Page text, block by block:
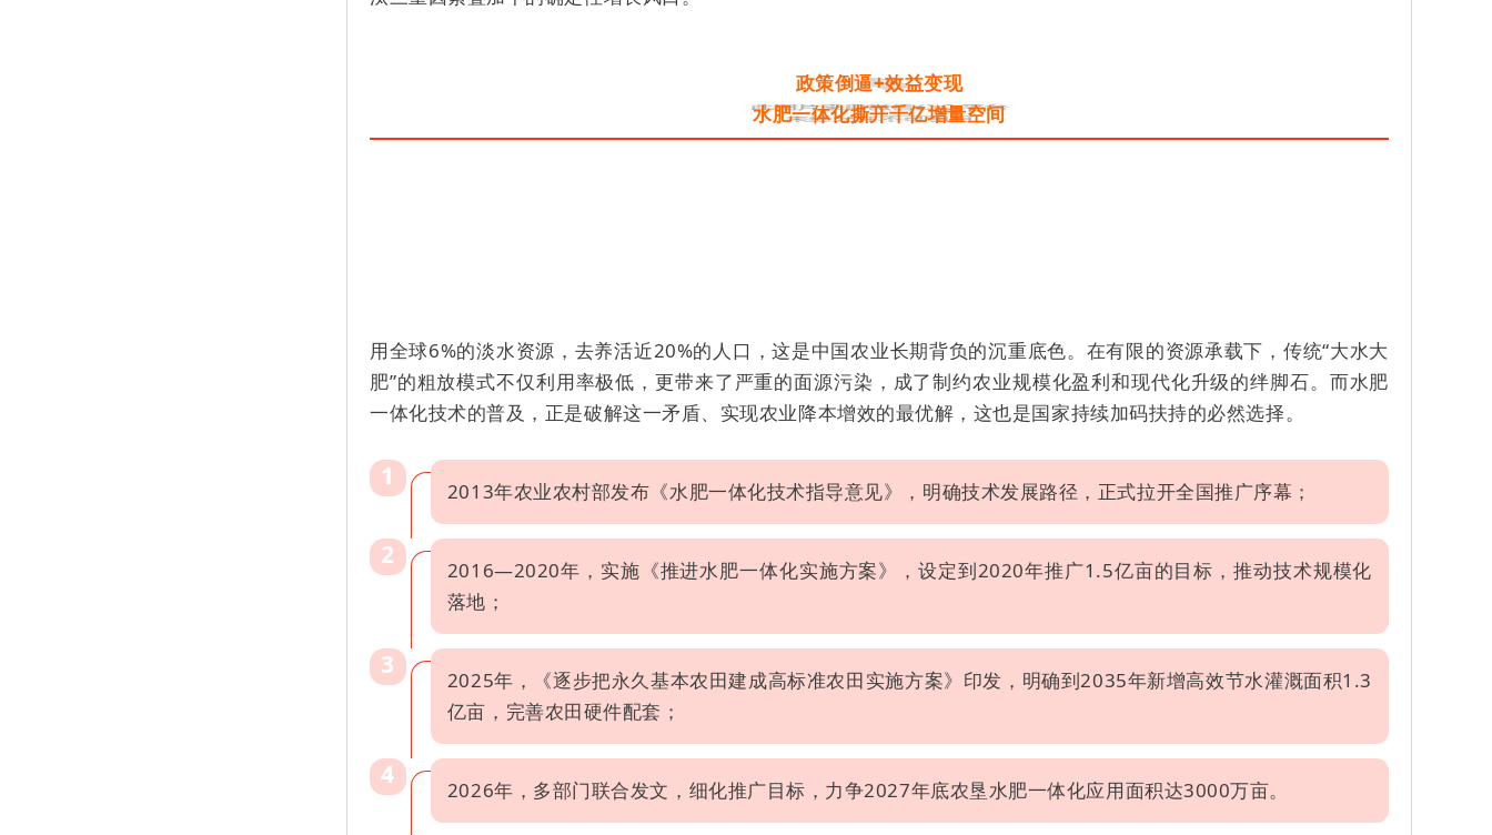
政策倒逼+效益变现
水肥一体化撕开千亿增量空间
用全球6%的淡水资源，去养活近20%的人口，这是中国农业长期背负的沉重底色。在有限的资源承载下，传统“大水大
肥”的粗放模式不仅利用率极低，更带来了严重的面源污染，成了制约农业规模化盈利和现代化升级的绊脚石。而水肥
一体化技术的普及，正是破解这一矛盾、实现农业降本增效的最优解，这也是国家持续加码扶持的必然选择。
1
2013年农业农村部发布《水肥一体化技术指导意见》，明确技术发展路径，正式拉开全国推广序幕；
2
2016—2020年，实施《推进水肥一体化实施方案》，设定到2020年推广1.5亿亩的目标，推动技术规模化
落地；
3
2025年，《逐步把永久基本农田建成高标准农田实施方案》印发，明确到2035年新增高效节水灌溉面积1.3
亿亩，完善农田硬件配套；
4
2026年，多部门联合发文，细化推广目标，力争2027年底农垦水肥一体化应用面积达3000万亩。